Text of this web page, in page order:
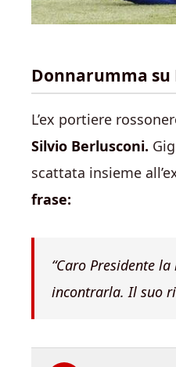
Donnarumma su
L’ex portiere
Silvio Berlusconi.
scattata insieme
frase:
“Caro Presidente
incontrarla. Il suo